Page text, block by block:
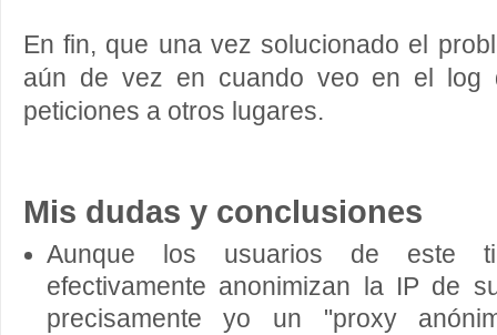
En fin, que una vez solucionado el
aún de vez en cuando veo en el log
peticiones a otros lugares.
Mis dudas y conclusiones
Aunque los usuarios de este
efectivamente anonimizan la IP de
precisamente yo un "proxy